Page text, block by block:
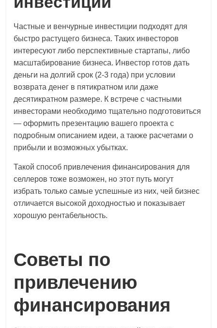
Частные и венчурные инвестиции подходят для
быстро растущего бизнеса. Таких инвесторов
интересуют либо перспективные стартапы, либо
масштабирование бизнеса. Инвестор готов дать
деньги на долгий срок (2-3 года) при условии
возврата денег в пятикратном или даже
десятикратном размере. К встрече с частными
инвесторами необходимо тщательно подготовиться
— оформить презентацию вашего проекта с
подробным описанием идеи, а также расчетами о
прибыли и возможных убытках.
Такой способ привлечения финансирования для
селлеров тоже возможен, но этот путь могут
избрать только самые успешные из них, чей бизнес
отличается высокой доходностью и показывает
хорошую рентабельность.
Советы по
привлечению
финансирования